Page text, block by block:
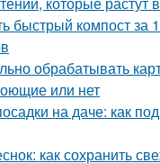
быстрый компост за
обрабатывать
или нет
на даче: как
как сохранить